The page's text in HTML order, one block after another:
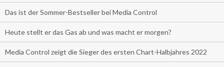
Das ist der Sommer-Bestseller bei Media Control
Heute stellt er das Gas ab und was macht er morgen?
Media Control zeigt die Sieger des ersten Chart-Halbjahres 2022